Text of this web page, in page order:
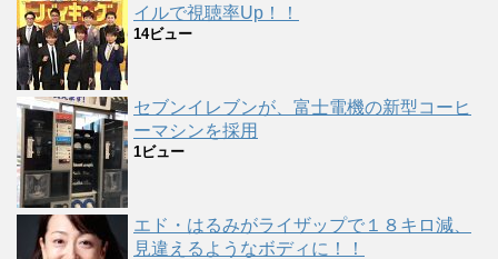
イルで視聴率Up！！
14ビュー
セブンイレブンが、富士電機の新型コーヒ
ーマシンを採用
1ビュー
エド・はるみがライザップで１８キロ減、
見違えるようなボディに！！